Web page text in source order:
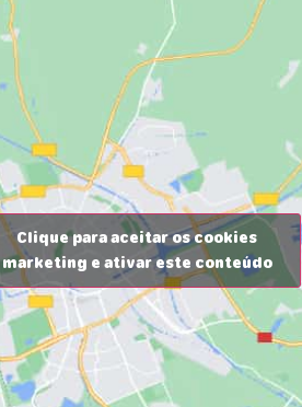
Clique para aceitar os cookies
marketing e ativar este conteúdo